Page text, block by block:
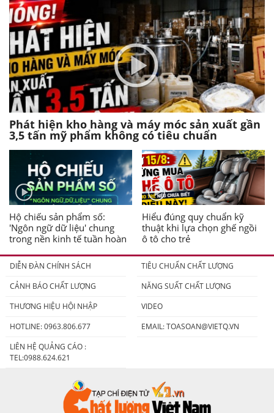
Phát hiện kho hàng và máy móc sản xuất gần
3,5 tấn mỹ phẩm không có tiêu chuẩn
Hộ chiếu sản phẩm số:
'Ngôn ngữ dữ liệu' chung
trong nền kinh tế tuần hoàn
Hiểu đúng quy chuẩn kỹ
thuật khi lựa chọn ghế ngồi
ô tô cho trẻ
DIỄN ĐÀN CHÍNH SÁCH
TIÊU CHUẨN CHẤT LƯỢNG
CẢNH BÁO CHẤT LƯỢNG
NĂNG SUẤT CHẤT LƯỢNG
THƯƠNG HIỆU HỘI NHẬP
VIDEO
HOTLINE: 0963.806.677
EMAIL:TOASOAN@VIETQ.VN
LIÊN HỆ QUẢNG CÁO :
TEL:0988.624.621